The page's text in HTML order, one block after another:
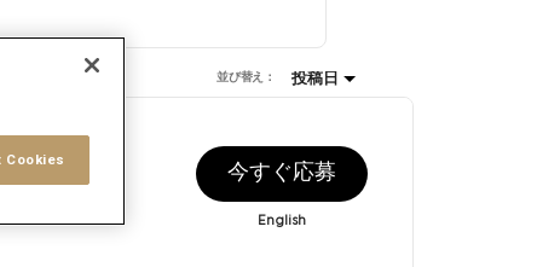
投稿日
並び替え：
投稿日
8/7/2026
今すぐ応募
English
Cookies